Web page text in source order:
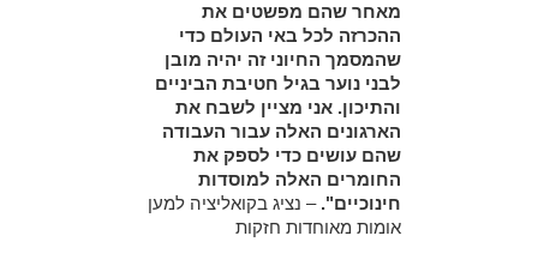
מאחר שהם מפשטים את
ההכרזה לכל באי העולם כדי
שהמסמך החיוני זה יהיה מובן
לבני נוער בגיל חטיבת הביניים
והתיכון. אני מציין לשבח את
הארגונים האלה עבור העבודה
שהם עושים כדי לספק את
החומרים האלה למוסדות
חינוכיים". – נציג בקואליציה למען
אומות מאוחדות חזקות